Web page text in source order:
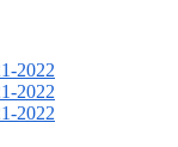
2022
2022
2022